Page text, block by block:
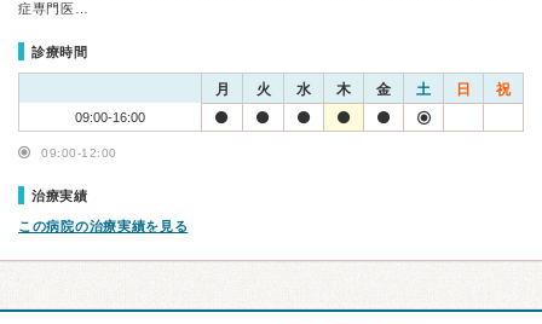
症専門医…
診療時間
月 火 水 木 金 土 日 祝
09:00-16:00
09:00-12:00
治療実績
この病院の治療実績を見る